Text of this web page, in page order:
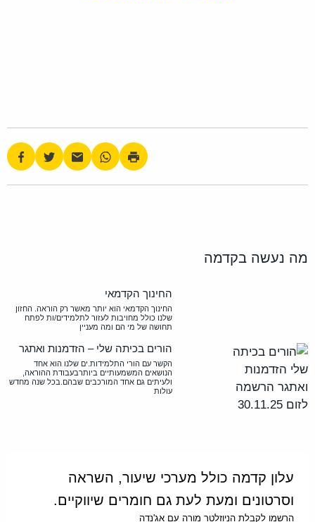
מה נעשה בקדמה
החינוך הקדמאי
החינוך הקדמאי הוא יותר מאשר רק הוראה. החזון
שלנו כולל מחויבות לעזור לתלמידים/ות לפתח
תחושה של מי הם ומה מעניין
הורים בכיתה שלי – הזדמנות ואתגר
הקשר עם הורי התלמידות.ים שלנו הוא אחד
הנושאים המשמעותיים ביותרבעבודת ההוראה,
ולעיתים גם אחד המורכבים שבהם.בכל שנה מחדש
עולות
עלון קדמה כולל מערכי שיעור, השראה
וסרטונים ומעת לעת גם חומרים שיווקיים.
הרשמו לקבלת הניוזלטר מורה עם אג'נדה